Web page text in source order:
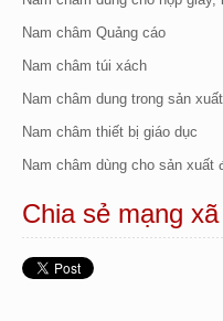
Nam châm Quảng cáo
Nam châm túi xách
Nam châm dung trong sản
Nam châm thiết bị giáo dục
Nam châm dùng cho sản xuất
Chia sẻ mạng